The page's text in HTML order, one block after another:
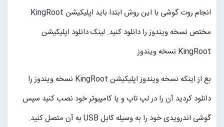
انجام روت گوشی با این روش ابتدا باید اپلیکیشن KingRoot
مختص نسخه ویندوز را دانلود کنید. لینک دانلود اپلیکیشن
KingRoot نسخه ویندوز
بع از اینکه نسخه ویندوز اپلیکیشن KingRoot نسخه ویندوز را
دانلود کردید آن را در لپ تاپ و یا کامپیوتر خود نصب کنید سپس
گوشی اندرویدی خود را به وسیله کابل USB به آن متصل کنید.